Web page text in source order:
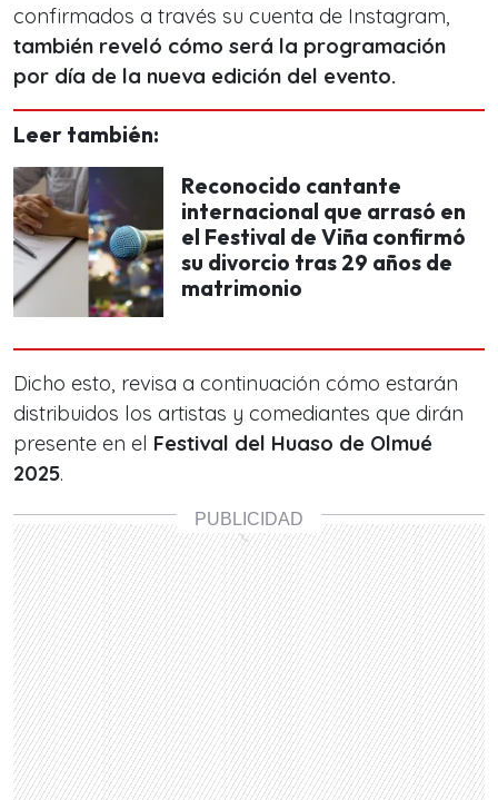
confirmados a través su cuenta de Instagram,
también reveló cómo será la programación
por día de la nueva edición del evento.
Leer también:
Reconocido cantante
internacional que arrasó en
el Festival de Viña confirmó
su divorcio tras 29 años de
matrimonio
Dicho esto, revisa a continuación cómo estarán
distribuidos los artistas y comediantes que dirán
presente en el Festival del Huaso de Olmué
2025.